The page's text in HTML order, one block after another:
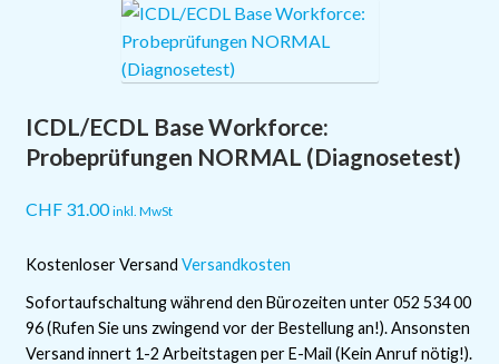
Varianten
auf.
Die
können
auf
werden
ICDL/ECDL Base Workforce:
Probeprüfungen NORMAL (Diagnosetest)
CHF31.00 inkl. MwSt
Kostenloser Versand Versandkosten
Sofortaufschaltung während den Bürozeiten unter 052 534 00
96 (Rufen Sie uns zwingend vor der Bestellung an!). Ansonsten
Versand innert 1-2 Arbeitstagen per E-Mail (Kein Anruf nötig!).